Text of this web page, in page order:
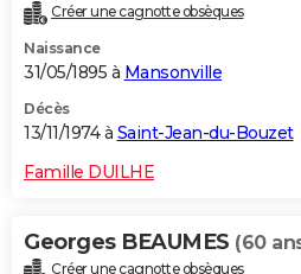
Créer une cagnotte obsèques
Naissance
31/05/1895 à Mansonville
Décès
13/11/1974 à Saint-Jean-du-Bouzet
Famille DUILHE
Georges BEAUMES (60
Créer une cagnotte obsèques